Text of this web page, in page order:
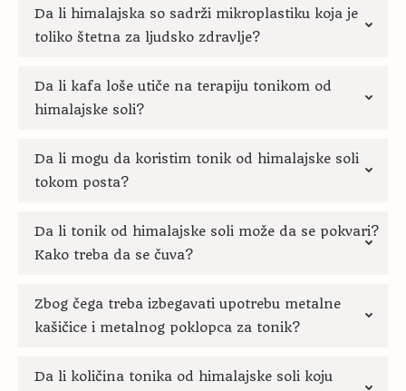
Da li himalajska so sadrži mikroplastiku koja je
toliko štetna za ljudsko zdravlje?
Da li kafa loše utiče na terapiju tonikom od
himalajske soli?
Da li mogu da koristim tonik od himalajske soli
tokom posta?
Da li tonik od himalajske soli može da se pokvari?
Kako treba da se čuva?
Zbog čega treba izbegavati upotrebu metalne
kašičice i metalnog poklopca za tonik?
Da li količina tonika od himalajske soli koju